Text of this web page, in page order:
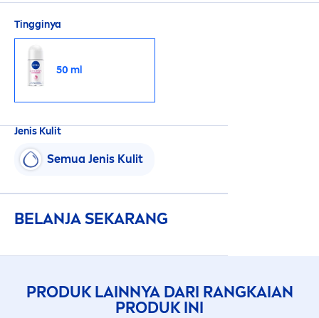
Tingginya
50 ml
Jenis Kulit
Semua Jenis Kulit
BELANJA SEKARANG
PRODUK LAINNYA DARI RANGKAIAN
PRODUK INI